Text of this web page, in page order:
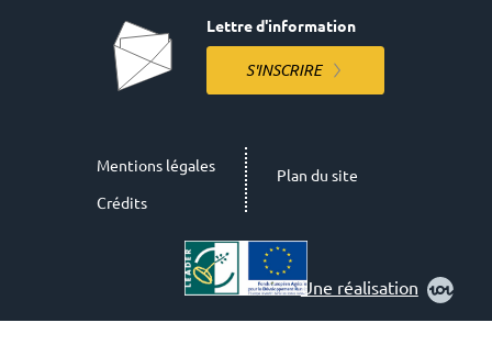
Lettre d'information
S'INSCRIRE
Mentions légales
Crédits
Plan du site
Une réalisation